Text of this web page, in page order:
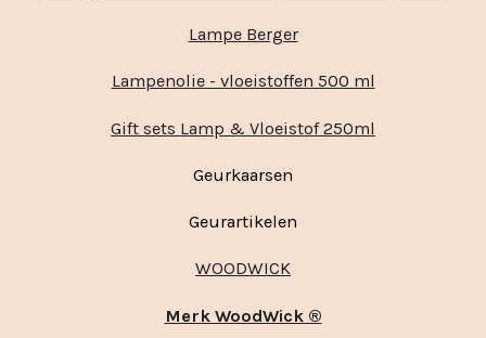
Lampe Berger
Lampenolie - vloeistoffen 500 ml
Gift sets Lamp & Vloeistof 250ml
Geurkaarsen
Geurartikelen
WOODWICK
Merk WoodWick ®